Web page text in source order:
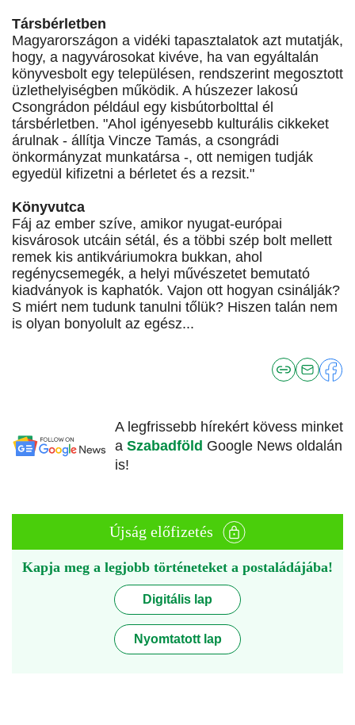
Társbérletben
Magyarországon a vidéki tapasztalatok azt mutatják,
hogy, a nagyvárosokat kivéve, ha van egyáltalán
könyvesbolt egy településen, rendszerint megosztott
üzlethelyiségben működik. A húszezer lakosú
Csongrádon például egy kisbútorbolttal él
társbérletben. "Ahol igényesebb kulturális cikkeket
árulnak - állítja Vincze Tamás, a csongrádi
önkormányzat munkatársa -, ott nemigen tudják
egyedül kifizetni a bérletet és a rezsit."
Könyvutca
Fáj az ember szíve, amikor nyugat-európai
kisvárosok utcáin sétál, és a többi szép bolt mellett
remek kis antikváriumokra bukkan, ahol
regénycsemegék, a helyi művészetet bemutató
kiadványok is kaphatók. Vajon ott hogyan csinálják?
S miért nem tudunk tanulni tőlük? Hiszen talán nem
is olyan bonyolult az egész...
A legfrissebb hírekért kövess minket
a Szabadföld Google News oldalán
is!
Újság előfizetés
Kapja meg a legjobb történeteket a postaládájába!
Digitális lap
Nyomtatott lap